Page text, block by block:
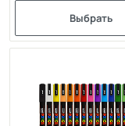
Выбрать